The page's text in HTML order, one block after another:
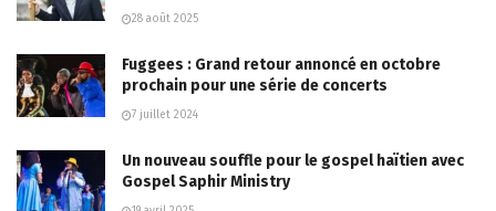
28 août 2025
Fuggees : Grand retour annoncé en octobre
prochain pour une série de concerts
7 juillet 2024
Un nouveau souffle pour le gospel haïtien avec
Gospel Saphir Ministry